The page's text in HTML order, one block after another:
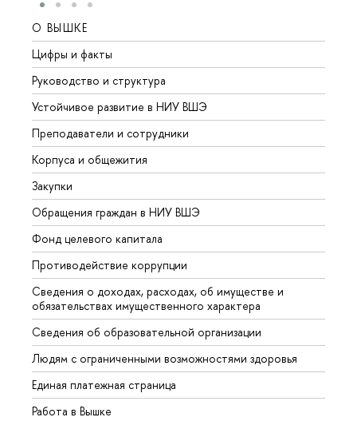
О ВЫШКЕ
Цифры и факты
Руководство и структура
Устойчивое развитие в НИУ ВШЭ
Преподаватели и сотрудники
Корпуса и общежития
Закупки
Обращения граждан в НИУ ВШЭ
Фонд целевого капитала
Противодействие коррупции
Сведения о доходах, расходах, об имуществе и
обязательствах имущественного характера
Сведения об образовательной организации
Людям с ограниченными возможностями здоровья
Единая платежная страница
Работа в Вышке